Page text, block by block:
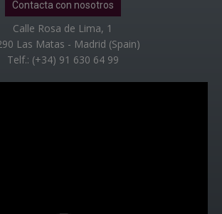
Contacta con nosotros
Calle Rosa de Lima, 1
Las Matas - Madrid (Spain)
Telf.: (+34) 91 630 64 99